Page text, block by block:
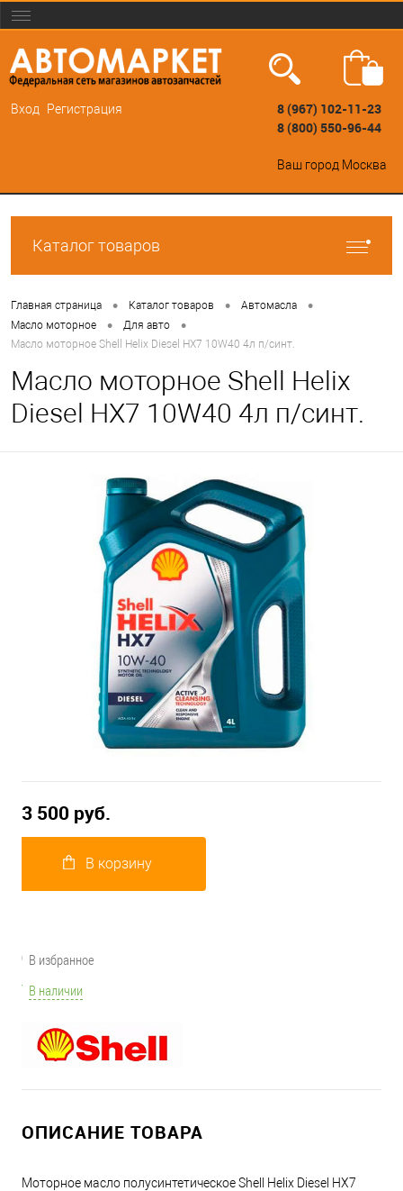
Вход Регистрация
8 (967) 102-11-23
8 (800) 550-96-44
Ваш город Москва
Каталог товаров
Главная страница • Каталог товаров • Автомасла •
Масло моторное • Для авто •
Масло моторное Shell Helix Diesel HX7 10W40 4л п/синт.
Масло моторное Shell Helix
Diesel HX7 10W40 4л п/синт.
3 500 руб.
В корзину
В избранное
В наличии
ОПИСАНИЕ ТОВАРА
Моторное масло полусинтетическое Shell Helix Diesel HX7